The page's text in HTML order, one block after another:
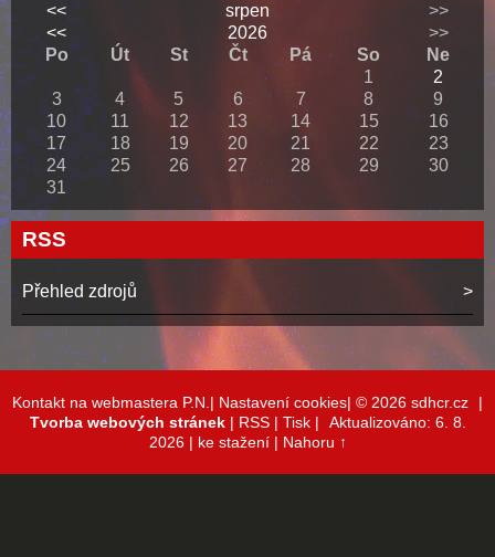
<<
srpen
>>
<<
2026
>>
Po
Út St Čt Pá So
Ne
1
2
3
4 5 6 7 8
9
10
11 12 13 14 15
16
17
18 19 20 21 22
23
24
25 26 27 28 29
30
31
RSS
Přehled zdrojů
Kontakt na webmastera P.N.| Nastavení cookies| © 2026 sdhcr.cz
|
Tvorba webových stránek| RSS| Tisk|
Aktualizováno: 6. 8.
2026 | ke stažení | Nahoru ↑